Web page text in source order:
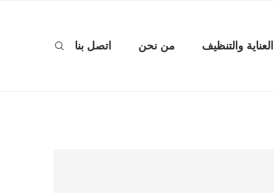
العناية والتنظيف من نحن اتصل بنا